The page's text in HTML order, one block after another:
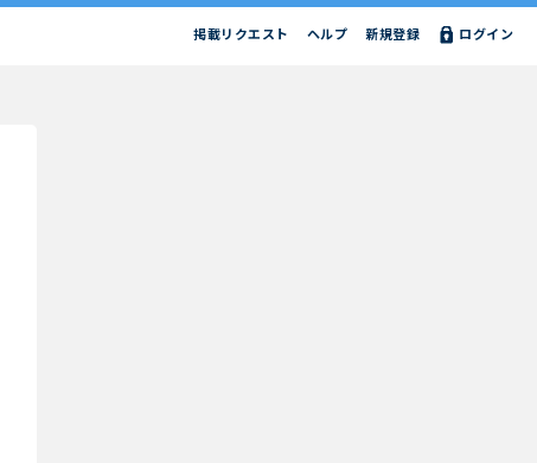
ログイン
新規登録
ヘルプ
掲載リクエスト